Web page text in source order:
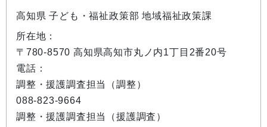
高知県 子ども・福祉政策部 地域福祉政策課
所在地：
〒780-8570 高知県高知市丸ノ内1丁目2番20号
電話：
調整・援護調査担当（調整）
088-823-9664
調整・援護調査担当（援護調査）